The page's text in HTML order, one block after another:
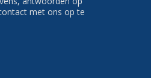
met ons op te